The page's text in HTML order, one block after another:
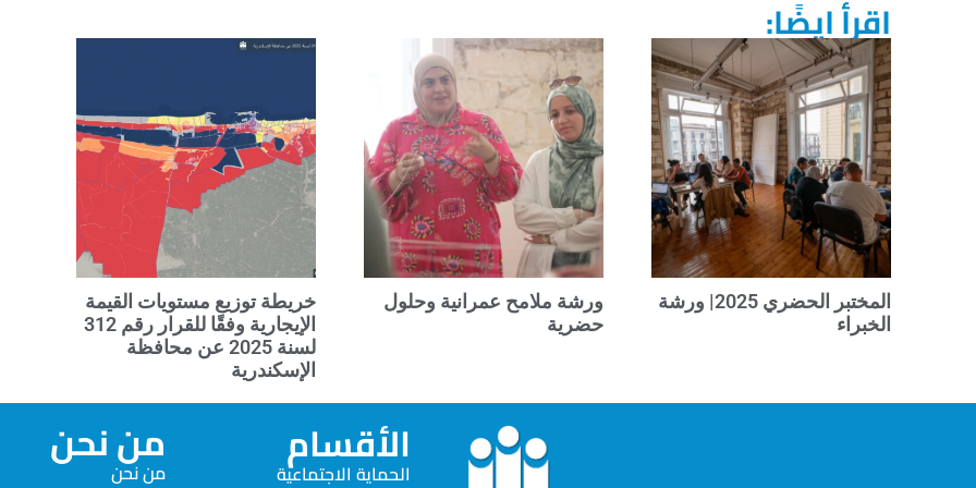
اقرأ ايضًا:
المختبر الحضري 2025| ورشة
الخبراء
ورشة ملامح عمرانية وحلول
حضرية
خريطة توزيع مستويات القيمة
الإيجارية وفقًا للقرار رقم 312
لسنة 2025 عن محافظة
الإسكندرية
الأقسام
الحماية الاجتماعية من نحن
من نحن